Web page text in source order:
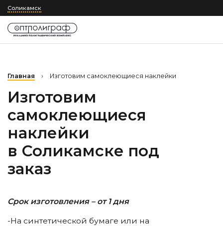
Соликамск
Главная › Изготовим самоклеющиеся наклейки
Изготовим
самоклеющиеся
наклейки
в Соликамске под
заказ
Срок изготовления – от 1 дня
-На синтетической бумаге или на